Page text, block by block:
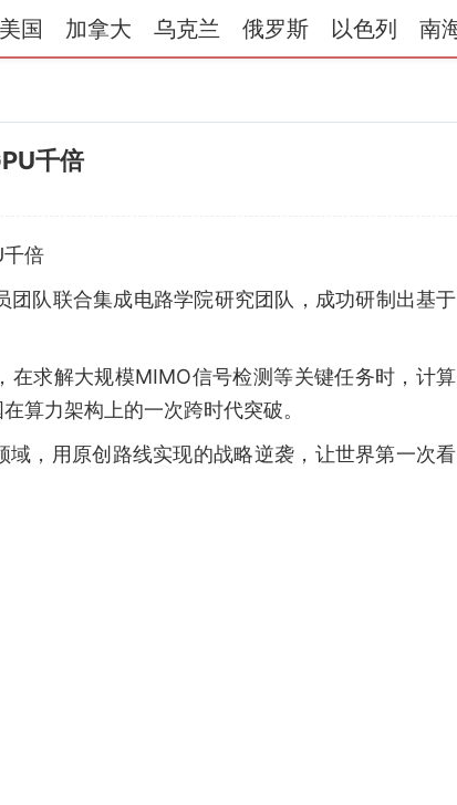
美国 加拿大 乌克兰 俄罗斯 以色列 南
千倍
千倍
队联合集成电路学院研究团队，成功研制出基
求解大规模MIMO信号检测等关键任务时，计
算力架构上的一次跨时代突破。
，用原创路线实现的战略逆袭，让世界第一次